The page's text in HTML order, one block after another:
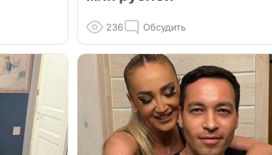
236 Обсудить